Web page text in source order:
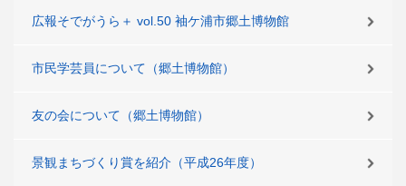
広報そでがうら＋ vol.50 袖ケ浦市郷土博物館
市民学芸員について（郷土博物館）
友の会について（郷土博物館）
景観まちづくり賞を紹介（平成26年度）